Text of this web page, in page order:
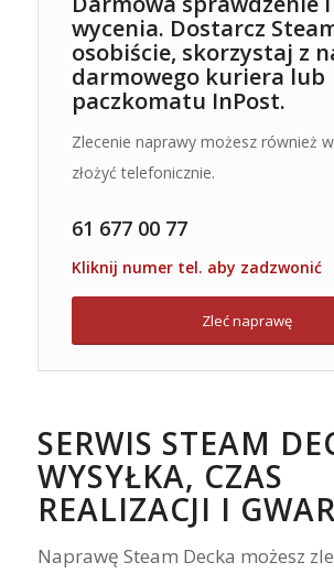
wycenia. Dostarcz
osobiście, skorzystaj z
darmowego kuriera lub
paczkomatu InPost.
Zlecenie naprawy możesz również
złożyć telefonicznie.
61 677 00 77
Kliknij numer tel. aby zadzwonić
Zleć naprawę
SERWIS STEAM
WYSYŁKA, CZAS
REALIZACJI I
Naprawę Steam Decka możesz